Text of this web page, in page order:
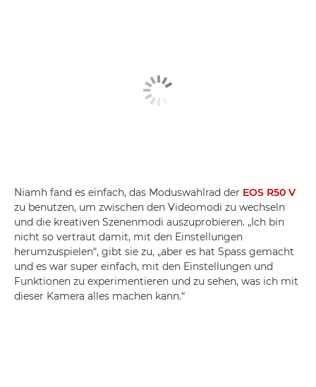
Niamh fand es einfach, das Moduswahlrad der EOS R50 V
zu benutzen, um zwischen den Videomodi zu wechseln
und die kreativen Szenenmodi auszuprobieren. „Ich bin
nicht so vertraut damit, mit den Einstellungen
herumzuspielen“, gibt sie zu, „aber es hat Spass gemacht
und es war super einfach, mit den Einstellungen und
Funktionen zu experimentieren und zu sehen, was ich mit
dieser Kamera alles machen kann.“